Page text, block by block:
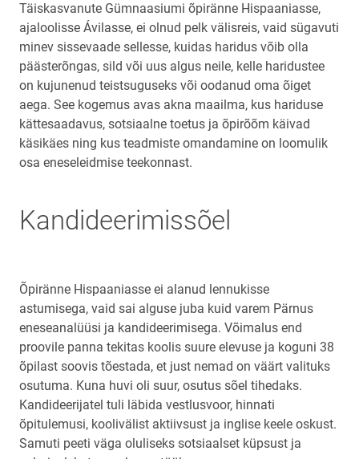
Täiskasvanute Gümnaasiumi õpiränne Hispaaniasse,
ajaloolisse Ávilasse, ei olnud pelk välisreis, vaid sügavuti
minev sissevaade sellesse, kuidas haridus võib olla
päästerõngas, sild või uus algus neile, kelle haridustee
on kujunenud teistsuguseks või oodanud oma õiget
aega. See kogemus avas akna maailma, kus hariduse
kättesaadavus, sotsiaalne toetus ja õpirõõm käivad
käsikäes ning kus teadmiste omandamine on loomulik
osa eneseleidmise teekonnast.
Kandideerimissõel
Õpiränne Hispaaniasse ei alanud lennukisse
astumisega, vaid sai alguse juba kuid varem Pärnus
eneseanalüüsi ja kandideerimisega. Võimalus end
proovile panna tekitas koolis suure elevuse ja koguni 38
õpilast soovis tõestada, et just nemad on väärt valituks
osutuma. Kuna huvi oli suur, osutus sõel tihedaks.
Kandideerijatel tuli läbida vestlusvoor, hinnati
õpitulemusi, koolivälist aktiivsust ja inglise keele oskust.
Samuti peeti väga oluliseks sotsiaalset küpsust ja